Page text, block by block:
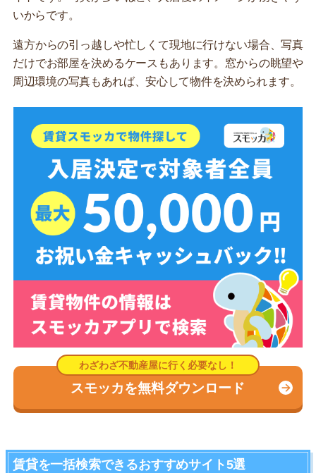
いからです。
遠方からの引っ越しや忙しくて現地に行けない場合、写真
だけでお部屋を決めるケースもあります。窓からの眺望や
周辺環境の写真もあれば、安心して物件を決められます。
スモッカを無料ダウンロード
賃貸を一括検索できるおすすめサイト5選